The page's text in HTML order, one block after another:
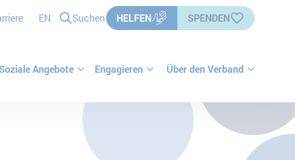
EN Suchen HELFEN SPENDEN
Angebote Engagieren Über den Verband